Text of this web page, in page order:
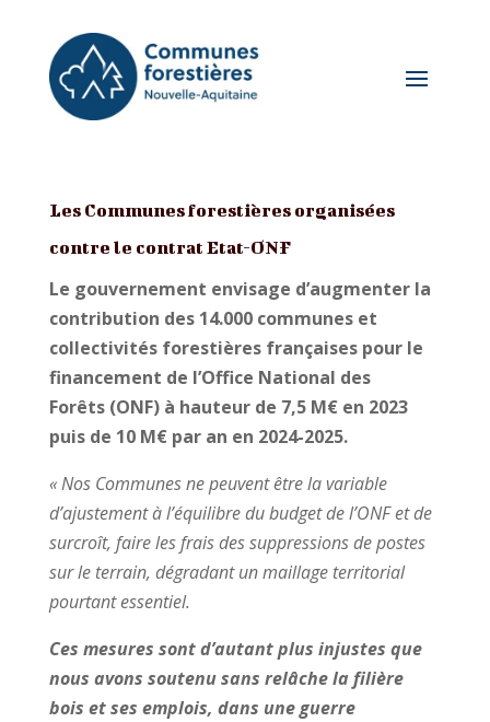
Les Communes forestières organisées
contre le contrat Etat-ONF
Le gouvernement envisage d’augmenter la
contribution des 14.000 communes et
collectivités forestières françaises pour le
financement de l’Office National des
Forêts (ONF) à hauteur de 7,5 M€ en 2023
puis de 10 M€ par an en 2024-2025.
« Nos Communes ne peuvent être la variable
d’ajustement à l’équilibre du budget de l’ONF et de
surcroît, faire les frais des suppressions de postes
sur le terrain, dégradant un maillage territorial
pourtant essentiel.
Ces mesures sont d’autant plus injustes que
nous avons soutenu sans relâche la filière
bois et ses emplois, dans une guerre